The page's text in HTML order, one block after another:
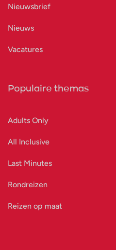
Nieuwsbrief
Nieuws
Vacatures
Populaire themas
Adults Only
All Inclusive
Last Minutes
Rondreizen
Reizen op maat